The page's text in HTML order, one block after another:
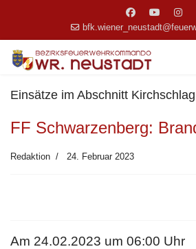
Einsätze im Abschnitt Kirchschlag
FF Schwarzenberg:
Redaktion 24. Februar 2023
Am 24.02.2023 um 06:00 Uhr